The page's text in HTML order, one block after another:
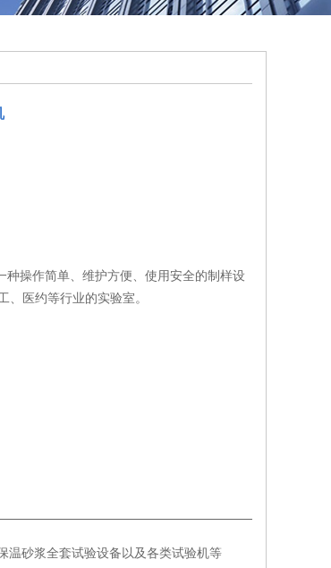
种操作简单、维护方便、使用安全的制样设
、医约等行业的实验室。
温砂浆全套试验设备以及各类试验机等